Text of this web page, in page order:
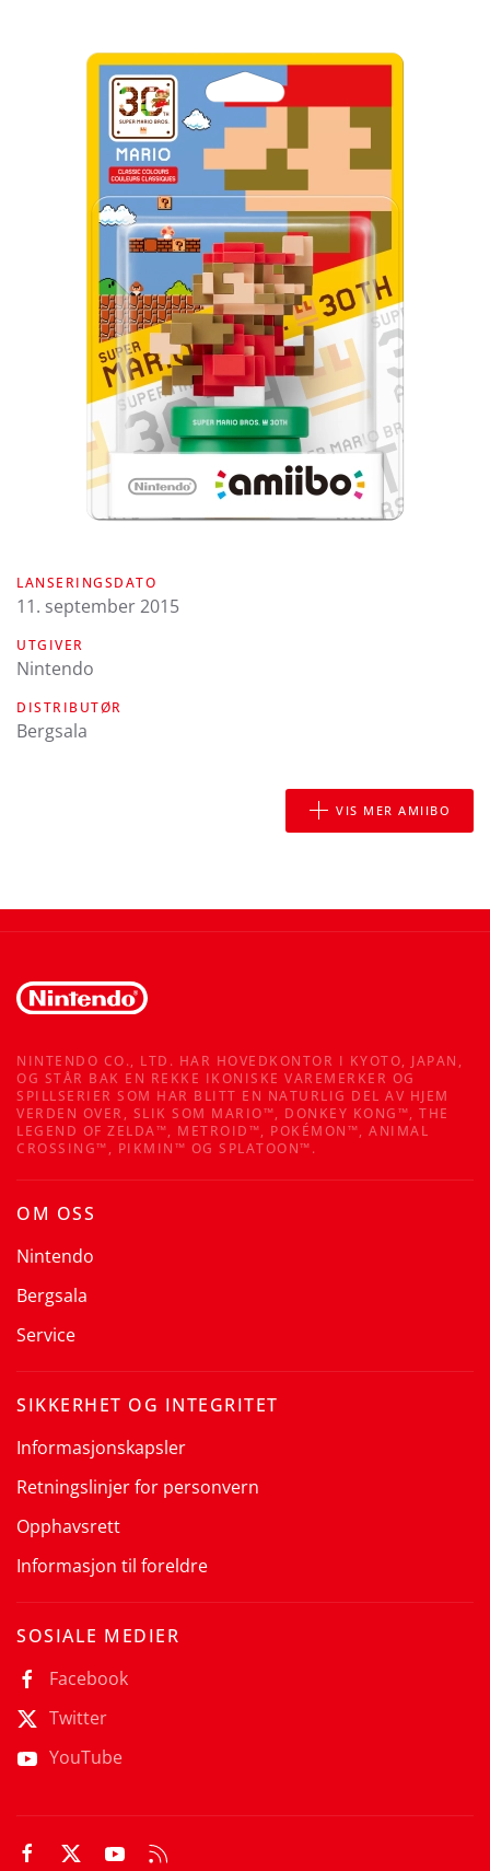
LANSERINGSDATO
11. september 2015
UTGIVER
Nintendo
DISTRIBUTØR
Bergsala
VIS MER AMIIBO
NINTENDO CO., LTD. HAR HOVEDKONTOR I KYOTO, JAPAN,
OG STÅR BAK EN REKKE IKONISKE VAREMERKER OG
SPILLSERIER SOM HAR BLITT EN NATURLIG DEL AV HJEM
VERDEN OVER, SLIK SOM MARIO™, DONKEY KONG™, THE
LEGEND OF ZELDA™, METROID™, POKÉMON™, ANIMAL
CROSSING™, PIKMIN™ OG SPLATOON™.
OM OSS
Nintendo
Bergsala
Service
SIKKERHET OG INTEGRITET
Informasjonskapsler
Retningslinjer for personvern
Opphavsrett
Informasjon til foreldre
SOSIALE MEDIER
Facebook
Twitter
YouTube